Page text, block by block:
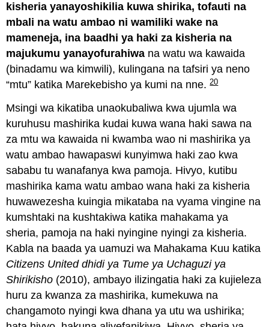
kisheria yanayoshikilia kuwa shirika, tofauti na
mbali na watu ambao ni wamiliki wake na
mameneja, ina baadhi ya haki za kisheria na
majukumu yanayofurahiwa na watu wa kawaida
(binadamu wa kimwili), kulingana na tafsiri ya neno
“mtu” katika Marekebisho ya kumi na nne.20
Msingi wa kikatiba unaokubaliwa kwa ujumla wa
kuruhusu mashirika kudai kuwa wana haki sawa na
za mtu wa kawaida ni kwamba wao ni mashirika ya
watu ambao hawapaswi kunyimwa haki zao kwa
sababu tu wanafanya kwa pamoja. Hivyo, kutibu
mashirika kama watu ambao wana haki za kisheria
huwawezesha kuingia mikataba na vyama vingine na
kumshtaki na kushtakiwa katika mahakama ya
sheria, pamoja na haki nyingine nyingi za kisheria.
Kabla na baada ya uamuzi wa Mahakama Kuu katika
Citizens United dhidi ya Tume ya Uchaguzi ya
Shirikisho (2010), ambayo ilizingatia haki za kujieleza
huru za kwanza za mashirika, kumekuwa na
changamoto nyingi kwa dhana ya utu wa ushirika;